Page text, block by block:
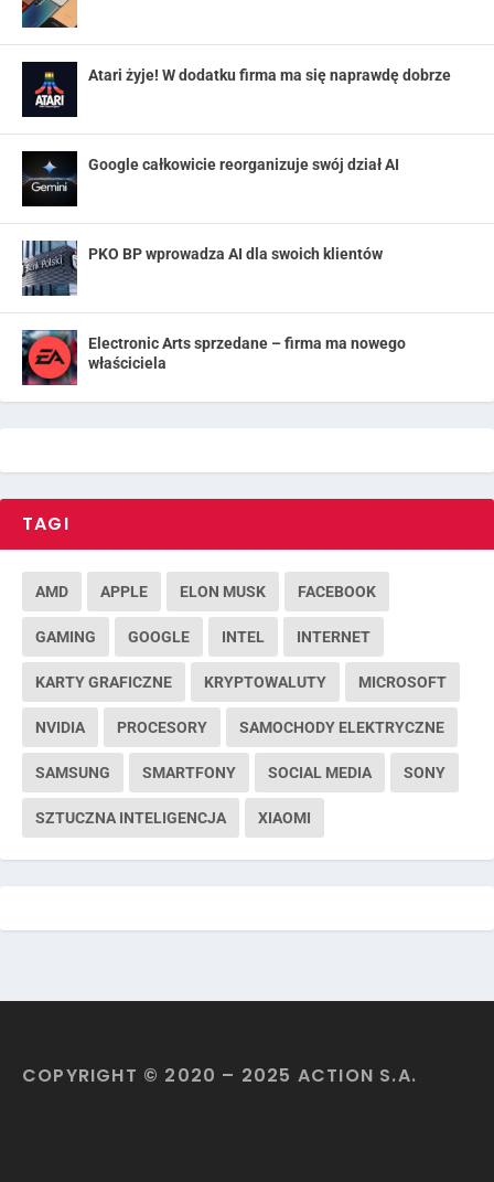
Atari żyje! W dodatku firma ma się naprawdę dobrze
Google całkowicie reorganizuje swój dział AI
PKO BP wprowadza AI dla swoich klientów
Electronic Arts sprzedane – firma ma nowego
właściciela
TAGI
AMD APPLE ELON MUSK FACEBOOK
GAMING GOOGLE INTEL INTERNET
KARTY GRAFICZNE KRYPTOWALUTY MICROSOFT
NVIDIA PROCESORY SAMOCHODY ELEKTRYCZNE
SAMSUNG SMARTFONY SOCIAL MEDIA SONY
SZTUCZNA INTELIGENCJA XIAOMI
COPYRIGHT © 2020 – 2025 ACTION S.A.